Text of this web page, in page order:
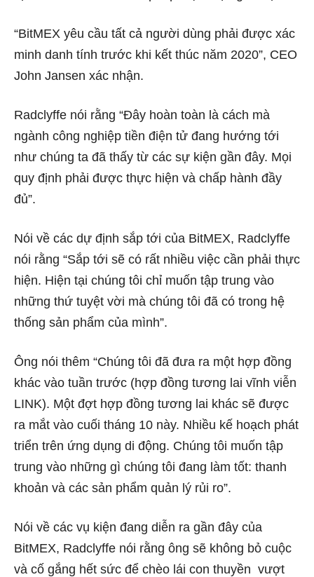
“BitMEX yêu cầu tất cả người dùng phải được xác
minh danh tính trước khi kết thúc năm 2020”, CEO
John Jansen xác nhận.
Radclyffe nói rằng “Đây hoàn toàn là cách mà
ngành công nghiệp tiền điện tử đang hướng tới
như chúng ta đã thấy từ các sự kiện gần đây. Mọi
quy định phải được thực hiện và chấp hành đầy
đủ”.
Nói về các dự định sắp tới của BitMEX, Radclyffe
nói rằng “Sắp tới sẽ có rất nhiều việc cần phải thực
hiện. Hiện tại chúng tôi chỉ muốn tập trung vào
những thứ tuyệt vời mà chúng tôi đã có trong hệ
thống sản phẩm của mình”.
Ông nói thêm “Chúng tôi đã đưa ra một hợp đồng
khác vào tuần trước (hợp đồng tương lai vĩnh viễn
LINK). Một đợt hợp đồng tương lai khác sẽ được
ra mắt vào cuối tháng 10 này. Nhiều kế hoạch phát
triển trên ứng dụng di động. Chúng tôi muốn tập
trung vào những gì chúng tôi đang làm tốt: thanh
khoản và các sản phẩm quản lý rủi ro”.
Nói về các vụ kiện đang diễn ra gần đây của
BitMEX, Radclyffe nói rằng ông sẽ không bỏ cuộc
và cố gắng hết sức để chèo lái con thuyền vượt